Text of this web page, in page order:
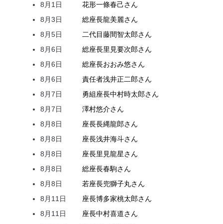
8月1日
花形一條春己さん
8月3日
総座長龍美麗さん
8月5日
二代目藤間智太郎さん
8月6日
総座長里見要次郎さん
8月6日
総座長おおみ悠さん
8月6日
責任者浅井正二郎さん
8月7日
勇組座長中村時太郎さん
8月7日
澤村悠介さん
8月8日
座長長縄龍郎さん
8月8日
座長浅井海斗さん
8月8日
座長里見龍星さん
8月8日
総座長春駒さん
8月8日
若座長兜獅子丸さん
8月11日
座長博多家桃太郎さん
8月11日
座長中村喜道さん